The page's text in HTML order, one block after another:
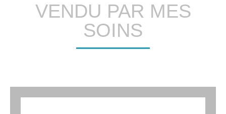
VENDU PAR MES
SOINS